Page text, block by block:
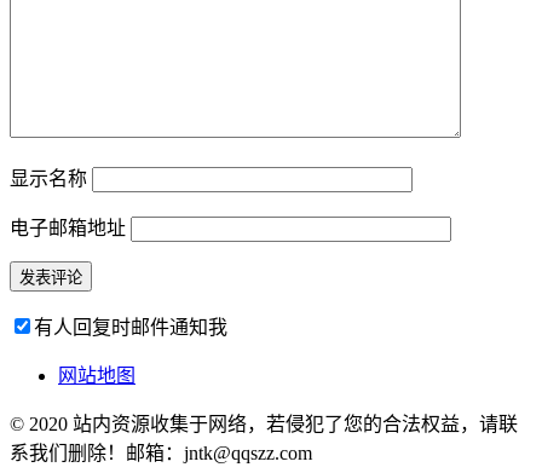
显示名称
电子邮箱地址
有人回复时邮件通知我
网站地图
© 2020 站内资源收集于网络，若侵犯了您的合法权益，请联
系我们删除！邮箱：jntk@qqszz.com